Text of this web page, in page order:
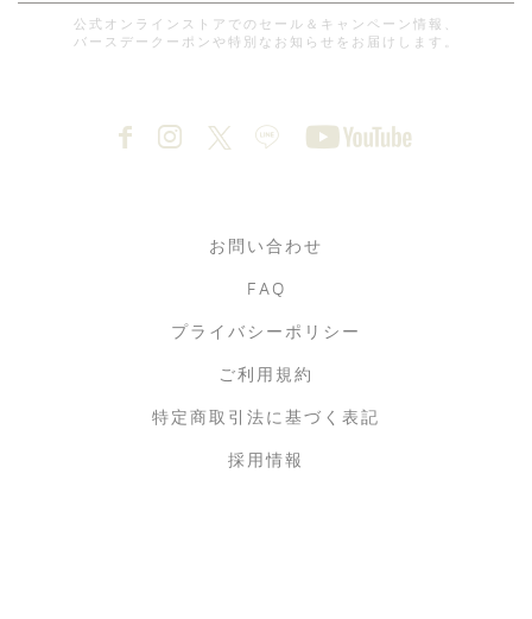
お問い合わせ
FAQ
プライバシーポリシー
ご利用規約
特定商取引法に基づく表記
採用情報
公式オンラインストアでのセール＆キャンペーン情報、
バースデークーポンや特別なお知らせをお届けします。